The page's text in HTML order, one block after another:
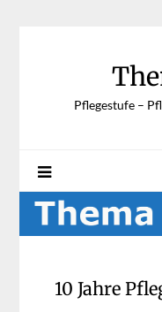
Pflegestufe –
10 Jahre